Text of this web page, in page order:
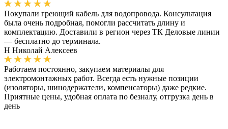
Покупали греющий кабель для водопровода. Консультация
была очень подробная, помогли рассчитать длину и
комплектацию. Доставили в регион через ТК Деловые линии
— бесплатно до терминала.
Н Николай Алексеев
Работаем постоянно, закупаем материалы для
электромонтажных работ. Всегда есть нужные позиции
(изоляторы, шинодержатели, компенсаторы) даже редкие.
Приятные цены, удобная оплата по безналу, отгрузка день в
день